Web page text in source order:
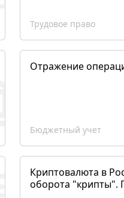
Трудовое право
Отражение
Бюджетный учет
Криптовалюта в
оборота "крипты".